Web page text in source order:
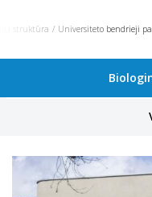
struktūra Universiteto bendrieji